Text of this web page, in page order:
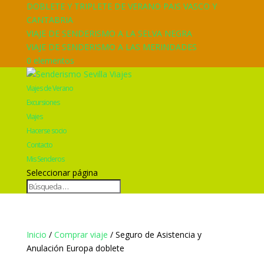
DOBLETE Y TRIPLETE DE VERANO PAIS VASCO Y
CANTABRIA
VIAJE DE SENDERISMO A LA SELVA NEGRA
VIAJE DE SENDERISMO A LAS MERINDADES
0 elementos
Viajes de Verano
Excursiones
Viajes
Hacerse socio
Contacto
Mis Senderos
Seleccionar página
Inicio / Comprar viaje / Seguro de Asistencia y
Anulación Europa doblete